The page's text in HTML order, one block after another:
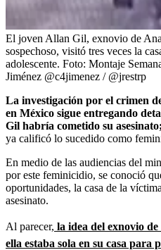
El joven Allan Gil, exnovio de
sospechoso, visitó tres veces la
adolescente. Foto: Montaje
Jiménez @c4jimenez / @jrestrp
La investigación por el crimen
en México sigue entregando
Gil habría cometido su asesinato;
ya calificó lo sucedido como
En medio de las audiencias del
por este feminicidio, se conoció
oportunidades, la casa de la
asesinato.
Al parecer, la idea del exnovio
ella estaba sola en su casa para